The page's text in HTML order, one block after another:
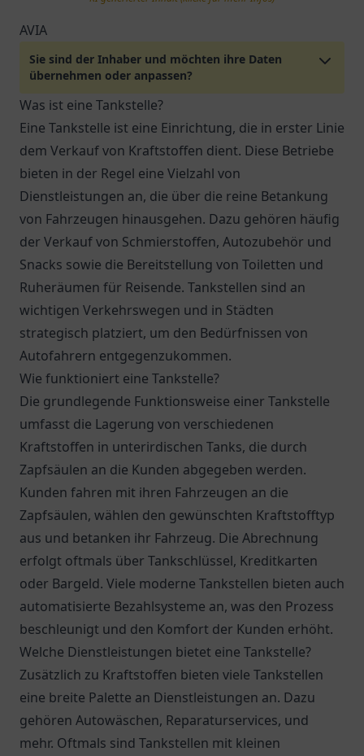
AVIA
Sie sind der Inhaber und möchten ihre Daten
übernehmen oder anpassen?
Was ist eine Tankstelle?
Eine Tankstelle ist eine Einrichtung, die in erster Linie
dem Verkauf von Kraftstoffen dient. Diese Betriebe
bieten in der Regel eine Vielzahl von
Dienstleistungen an, die über die reine Betankung
von Fahrzeugen hinausgehen. Dazu gehören häufig
der Verkauf von Schmierstoffen, Autozubehör und
Snacks sowie die Bereitstellung von Toiletten und
Ruheräumen für Reisende. Tankstellen sind an
wichtigen Verkehrswegen und in Städten
strategisch platziert, um den Bedürfnissen von
Autofahrern entgegenzukommen.
Wie funktioniert eine Tankstelle?
Die grundlegende Funktionsweise einer Tankstelle
umfasst die Lagerung von verschiedenen
Kraftstoffen in unterirdischen Tanks, die durch
Zapfsäulen an die Kunden abgegeben werden.
Kunden fahren mit ihren Fahrzeugen an die
Zapfsäulen, wählen den gewünschten Kraftstofftyp
aus und betanken ihr Fahrzeug. Die Abrechnung
erfolgt oftmals über Tankschlüssel, Kreditkarten
oder Bargeld. Viele moderne Tankstellen bieten auch
automatisierte Bezahlsysteme an, was den Prozess
beschleunigt und den Komfort der Kunden erhöht.
Welche Dienstleistungen bietet eine Tankstelle?
Zusätzlich zu Kraftstoffen bieten viele Tankstellen
eine breite Palette an Dienstleistungen an. Dazu
gehören Autowäschen, Reparaturservices, und
mehr. Oftmals sind Tankstellen mit kleinen